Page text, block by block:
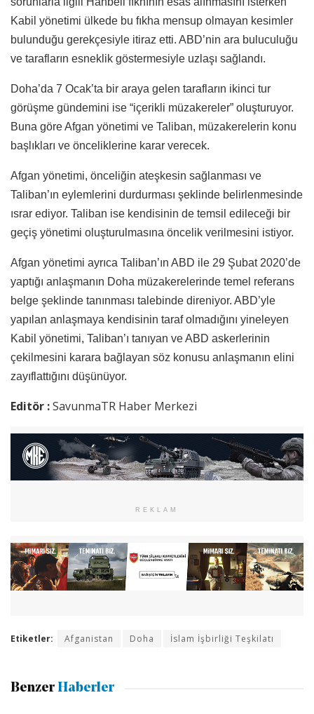
Kabil yönetimi ülkede bu fıkha mensup olmayan kesimler
bulunduğu gerekçesiyle itiraz etti. ABD’nin ara buluculuğu
ve tarafların esneklik göstermesiyle uzlaşı sağlandı.
Doha’da 7 Ocak’ta bir araya gelen tarafların ikinci tur
görüşme gündemini ise “içerikli müzakereler” oluşturuyor.
Buna göre Afgan yönetimi ve Taliban, müzakerelerin konu
başlıkları ve önceliklerine karar verecek.
Afgan yönetimi, önceliğin ateşkesin sağlanması ve
Taliban’ın eylemlerini durdurması şeklinde belirlenmesinde
ısrar ediyor. Taliban ise kendisinin de temsil edileceği bir
geçiş yönetimi oluşturulmasına öncelik verilmesini istiyor.
Afgan yönetimi ayrıca Taliban’ın ABD ile 29 Şubat 2020’de
yaptığı anlaşmanın Doha müzakerelerinde temel referans
belge şeklinde tanınması talebinde direniyor. ABD’yle
yapılan anlaşmaya kendisinin taraf olmadığını yineleyen
Kabil yönetimi, Taliban’ı tanıyan ve ABD askerlerinin
çekilmesini karara bağlayan söz konusu anlaşmanın elini
zayıflattığını düşünüyor.
Editör :SavunmaTR Haber Merkezi
REKLAM
Etiketler: Afganistan Doha İslam İşbirliği Teşkilatı
Benzer Haberler